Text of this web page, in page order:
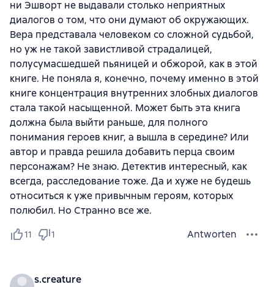
ни Эшворт не выдавали столько неприятных
диалогов о том, что они думают об окружающих.
Вера представала человеком со сложной судьбой,
но уж не такой завистливой страдалицей,
полусумасшедшей пьяницей и обжорой, как в этой
книге. Не поняла я, конечно, почему именно в этой
книге концентрация внутренних злобных диалогов
стала такой насыщенной. Может быть эта книга
должна была выйти раньше, для полного
понимания героев книг, а вышла в середине? Или
автор и правда решила добавить перца своим
персонажам? Не знаю. Детектив интересный, как
всегда, расследование тоже. Да и хуже не будешь
относиться к уже привычным героям, которых
полюбил. Но Странно все же.
11 1 Antworten
s.creature